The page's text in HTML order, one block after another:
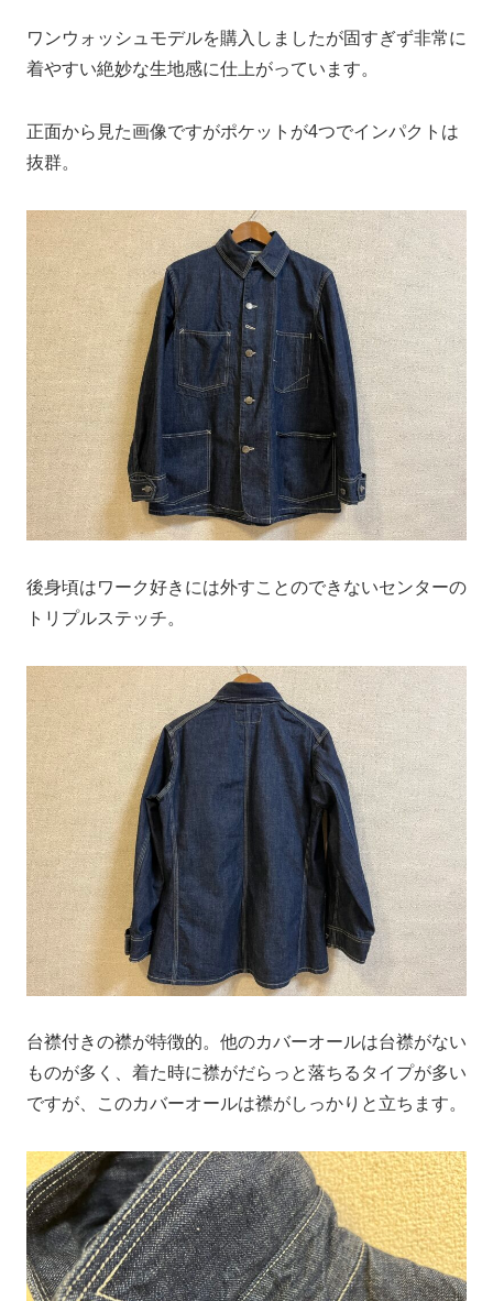
ワンウォッシュモデルを購入しましたが固すぎず非常に
着やすい絶妙な生地感に仕上がっています。
正面から見た画像ですがポケットが4つでインパクトは
抜群。
後身頃はワーク好きには外すことのできないセンターの
トリプルステッチ。
台襟付きの襟が特徴的。他のカバーオールは台襟がない
ものが多く、着た時に襟がだらっと落ちるタイプが多い
ですが、このカバーオールは襟がしっかりと立ちます。